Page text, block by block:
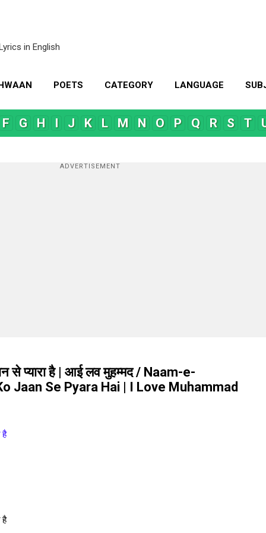
in English
POETS CATEGORY LANGUAGE
MORE… CONTACT US
F G H I J K L M N O P Q R S T
ADVERTISEMENT
से प्यारा है | आई लव मुहम्मद / Naam-e-
Jaan Se Pyara Hai | I Love Muhammad
है
है